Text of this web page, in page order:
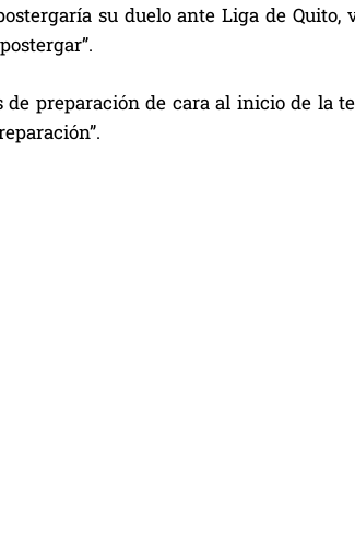
su duelo ante Liga de
preparación de cara al inicio de la